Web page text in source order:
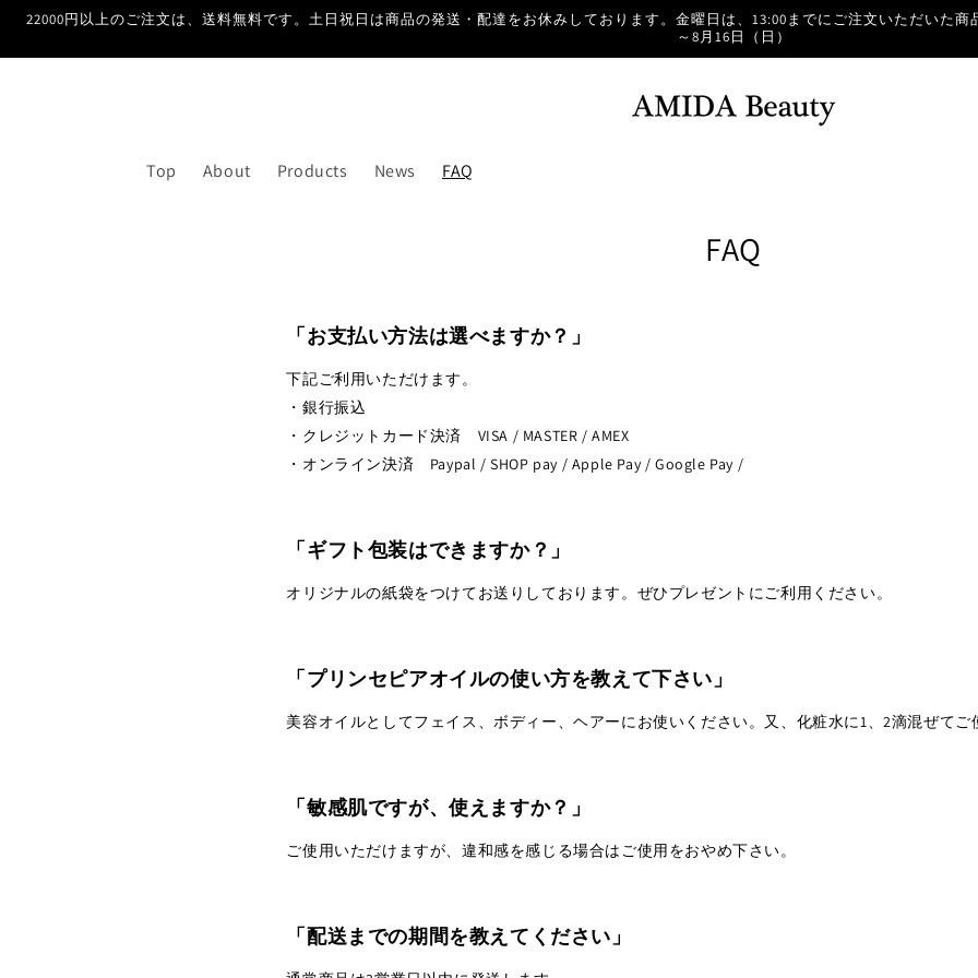
ン
に
22000円以上のご注文は、送料無料です。土日祝日は商品の発送・配達をお休みしております。金曜日は、13:00までにご注文いただいた
～8月16日（日）
Top About Products News FAQ
FAQ
「お支払い方法は選べますか？」
下記ご利用いただけます。
・銀行振込
・クレジットカード決済 VISA / MASTER / AMEX
・オンライン決済 Paypal / SHOP pay / Apple Pay / Google Pay /
「ギフト包装はできますか？」
オリジナルの紙袋をつけてお送りしております。ぜひプレゼントにご利用ください。
「プリンセピアオイルの使い方を教えて下さい」
美容オイルとしてフェイス、ボディー、ヘアーにお使いください。又、化粧水に1、2滴混ぜてご
「敏感肌ですが、使えますか？」
ご使用いただけますが、違和感を感じる場合はご使用をおやめ下さい。
「配送までの期間を教えてください」